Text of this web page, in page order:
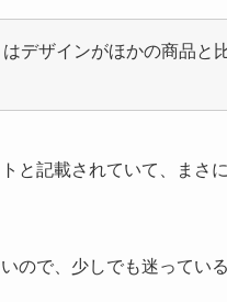
デザインがほかの商品と
と記載されていて 、まさ
ので、少しでも迷ってい